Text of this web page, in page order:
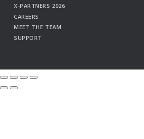
X-PARTNERS 2026
CAREERS
MEET THE TEAM
SUPPORT